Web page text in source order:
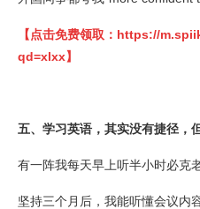
【点击免费领取： https://
qd=xlxx】
五、学习英语，其实没有捷径，
有一阵我每天早上听半小时必克
坚持三个月后，我能听懂会议内